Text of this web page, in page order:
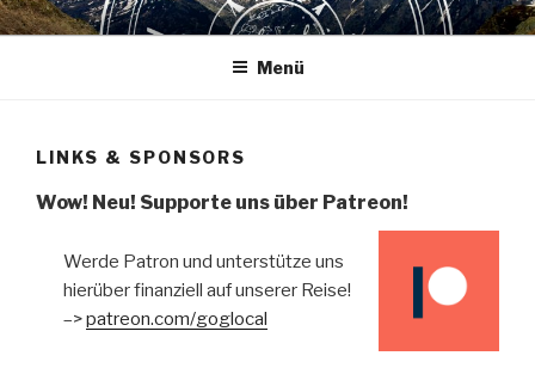
Zum
InhaltLISA UND CHRIS REISEN UM
… natürlich ohne langweilige Flugzeuge
Menü
LINKS & SPONSORS
Wow! Neu! Supporte uns über Patreon!
Werde Patron und unterstütze uns
hierüber finanziell auf unserer Reise!
–>patreon.com/goglocal